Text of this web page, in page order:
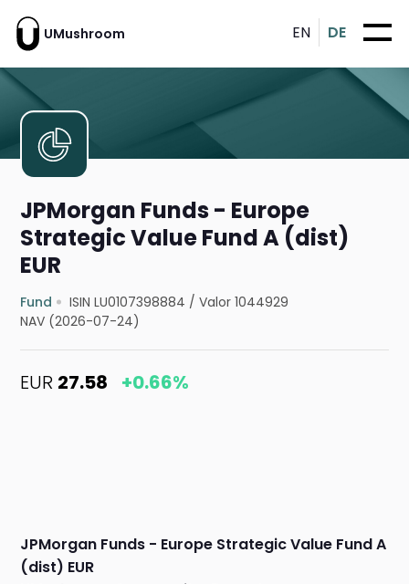
UMushroom EN DE
JPMorgan Funds - Europe
Strategic Value Fund A (dist)
EUR
Fund ISIN LU0107398884 /Valor 1044929
NAV (2026-07-24)
EUR 27.58 +0.66%
JPMorgan Funds - Europe Strategic Value Fund A
(dist) EUR